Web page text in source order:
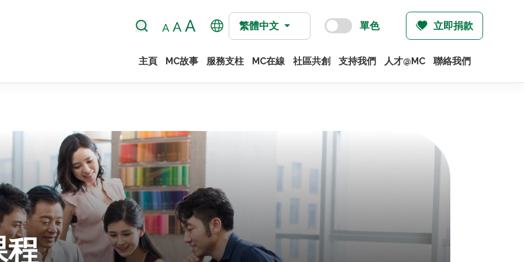
繁體中文 單色 立即捐款
主頁 MC故事 服務支柱 MC在線 社區共創 支持我們 人才@MC 聯絡我們
程